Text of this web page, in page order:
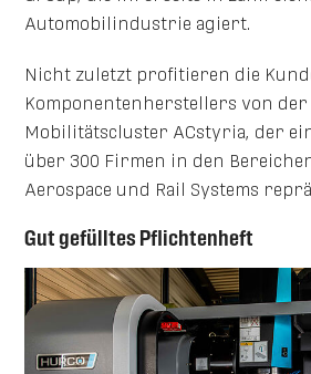
Automobilindustrie agiert.
Nicht zuletzt profitieren die
Komponentenherstellers von
Mobilitätscluster ACstyria, der
über 300 Firmen in den
Aerospace und Rail Systems
Gut gefülltes Pflichtenheft